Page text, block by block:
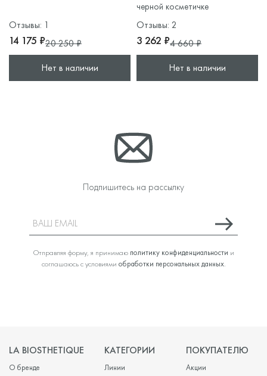
Отзывы: 1
14 175 ₽20 250 ₽
Нет в наличии
черной косметичке
Отзывы: 2
3 262 ₽4 660 ₽
Нет в наличии
Подпишитесь на рассылку
Отправляя форму, я принимаю политику конфиденциальности и
соглашаюсь с условиями обработки персональных данных.
LA BIOSTHETIQUE
О бренде
КАТЕГОРИИ
Линии
ПОКУПАТЕЛЮ
Акции